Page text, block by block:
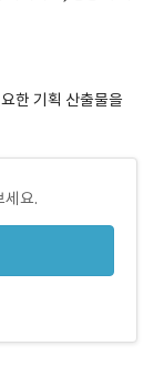
한 기획 산출물을
세요.